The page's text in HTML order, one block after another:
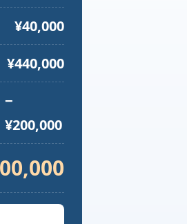
¥40,000
¥440,000
−
¥200,000